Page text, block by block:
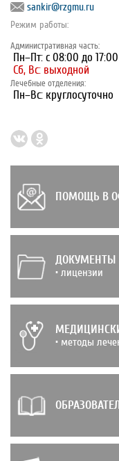
sankir@rzgmu.ru
Режим работы:
Административная часть:
Пн–Пт: с 08:00 до 17:00
Сб, Вс: выходной
Лечебные отделения:
Пн–Вс: круглосуточно
ПОМОЩЬ В
ДОКУМЕНТЫ
• лицензии
• методы